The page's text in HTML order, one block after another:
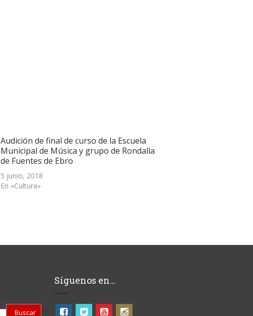
Audición de final de curso de la Escuela
Municipal de Música y grupo de Rondalla
de Fuentes de Ebro
5 junio, 2018
En «Cultura»
Síguenos en…